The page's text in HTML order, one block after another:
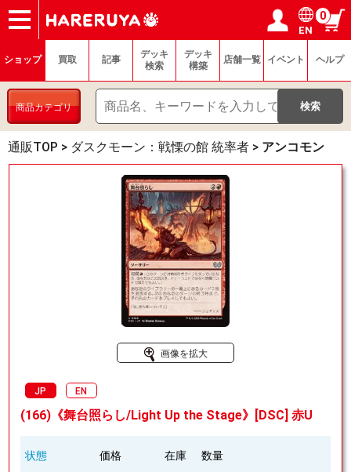
ショップ
買取
記事
デッキ検索
デッキ構築
選手一覧
店舗一覧
イベント
ヘルプ
お問い合わせ ログイン／会員登録
マイページ
EN
0
ショップ 買取 記事
デッキ
検索
デッキ
構築
店舗一覧 イベント ヘルプ
商品カテゴリ
通販TOP > ダスクモーン：戦慄の館 統率者 > アンコモン
画像を拡大
JP EN
(166)《舞台照らし/Light Up the Stage》[DSC] 赤U
状態 価格 在庫 数量